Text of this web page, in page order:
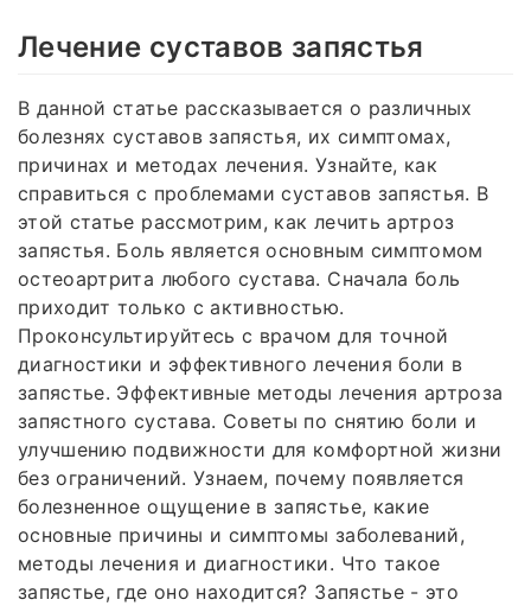
Лечение суставов запястья
В данной статье рассказывается о различных
болезнях суставов запястья, их симптомах,
причинах и методах лечения. Узнайте, как
справиться с проблемами суставов запястья. В
этой статье рассмотрим, как лечить артроз
запястья. Боль является основным симптомом
остеоартрита любого сустава. Сначала боль
приходит только с активностью.
Проконсультируйтесь с врачом для точной
диагностики и эффективного лечения боли в
запястье. Эффективные методы лечения артроза
запястного сустава. Советы по снятию боли и
улучшению подвижности для комфортной жизни
без ограничений. Узнаем, почему появляется
болезненное ощущение в запястье, какие
основные причины и симптомы заболеваний,
методы лечения и диагностики. Что такое
запястье, где оно находится? Запястье - это